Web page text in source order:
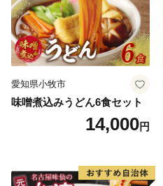
愛知県小牧市
味噌煮込みうどん6食セット
14,000円